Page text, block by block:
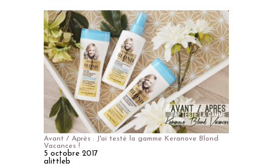
Avant / Après : J'ai testé la gamme Keranove Blond
Vacances !
5 octobre 2017
alittleb